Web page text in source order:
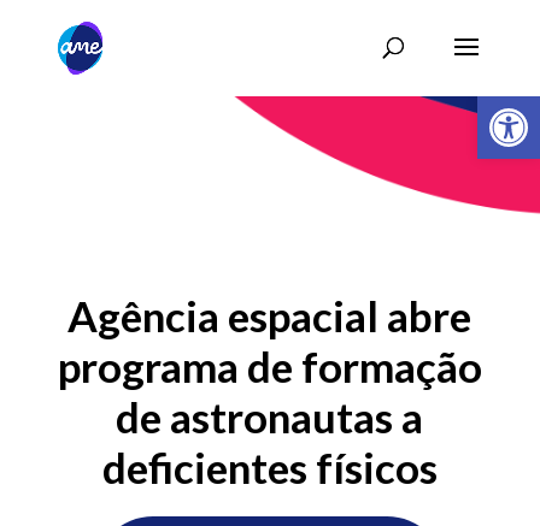
Abrir
Agência espacial abre
programa de formação
de astronautas a
deficientes físicos